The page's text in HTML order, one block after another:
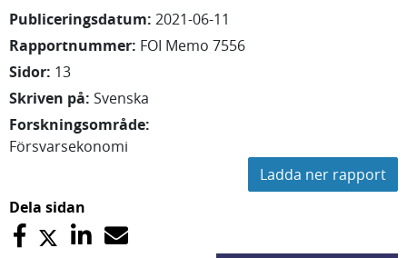
Publiceringsdatum: 2021-06-11
Rapportnummer: FOI Memo 7556
Sidor: 13
Skriven på: Svenska
Forskningsområde:
Försvarsekonomi
Ladda ner rapport
Dela sidan